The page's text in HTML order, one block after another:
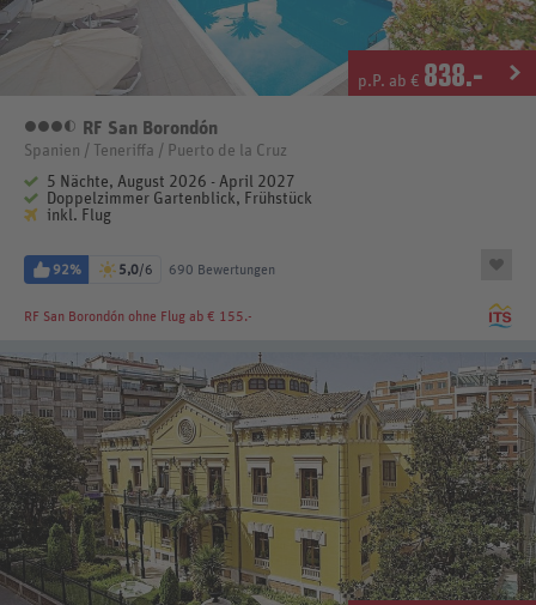
p.P. ab € 838.-
3,5 Sterne
RF San Borondón
Spanien / Teneriffa / Puerto de la Cruz
5 Nächte, August 2026 - April 2027
Doppelzimmer Gartenblick, Frühstück
inkl. Flug
92% 5,0/6 690 Bewertungen
RF San Borondón ohne Flug ab € 155.-